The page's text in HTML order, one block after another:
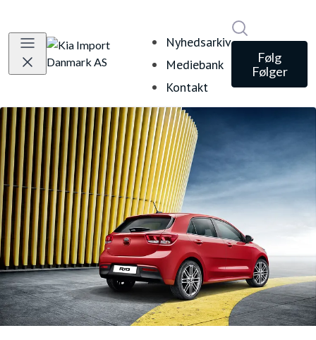
Nyhedsarkiv
Mediebank
Kontakt
Følg
Følger